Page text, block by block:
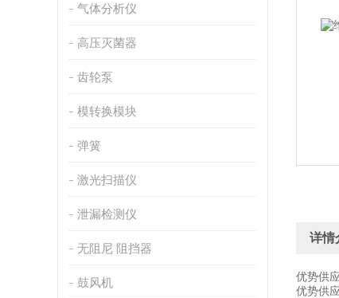
气体分析仪
高压灭菌器
齿轮泵
模转换模块
弹簧
激光扫描仪
泄漏检测仪
无阻尼 阻挡器
鼓风机
详情
优势供应
优势供应